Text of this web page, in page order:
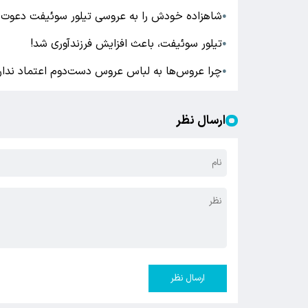
●شاهزاده خودش را به عروسی تیلور سوئیفت دعوت
●تیلور سوئیفت، باعث افزایش فرزندآوری شد!
●چرا عروس‌ها به لباس عروس دست‌دوم اعتماد
ارسال نظر
ارسال نظر